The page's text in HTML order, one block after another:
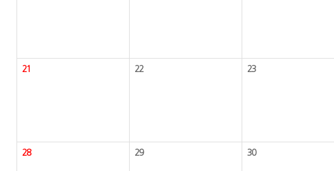
21 22 23
28 29 30